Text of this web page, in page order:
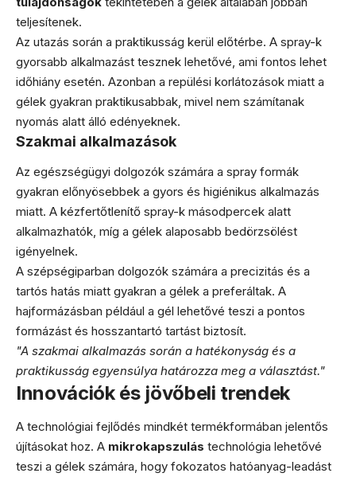
teljesítenek.
Az utazás során a praktikusság kerül előtérbe. A spray-k
gyorsabb alkalmazást tesznek lehetővé, ami fontos lehet
időhiány esetén. Azonban a repülési korlátozások miatt a
gélek gyakran praktikusabbak, mivel nem számítanak
nyomás alatt álló edényeknek.
Szakmai alkalmazások
Az egészségügyi dolgozók számára a spray formák
gyakran előnyösebbek a gyors és higiénikus alkalmazás
miatt. A kézfertőtlenítő spray-k másodpercek alatt
alkalmazhatók, míg a gélek alaposabb bedörzsölést
igényelnek.
A szépségiparban dolgozók számára a precizitás és a
tartós hatás miatt gyakran a gélek a preferáltak. A
hajformázásban például a gél lehetővé teszi a pontos
formázást és hosszantartó tartást biztosít.
"A szakmai alkalmazás során a hatékonyság és a
praktikusság egyensúlya határozza meg a választást."
Innovációk és jövőbeli trendek
A technológiai fejlődés mindkét termékformában jelentős
újításokat hoz. A mikrokapszulás technológia lehetővé
teszi a gélek számára, hogy fokozatos hatóanyag-leadást